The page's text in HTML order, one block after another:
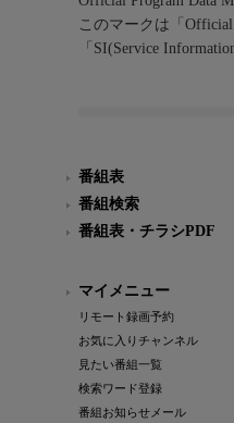
このマークは「
「SI(Service
番組表
番組検索
番組表・チラシPDF
マイメニュー
リモート録画予約
お気に入りチャンネル
見たい番組一覧
検索ワード登録
番組お知らせメール